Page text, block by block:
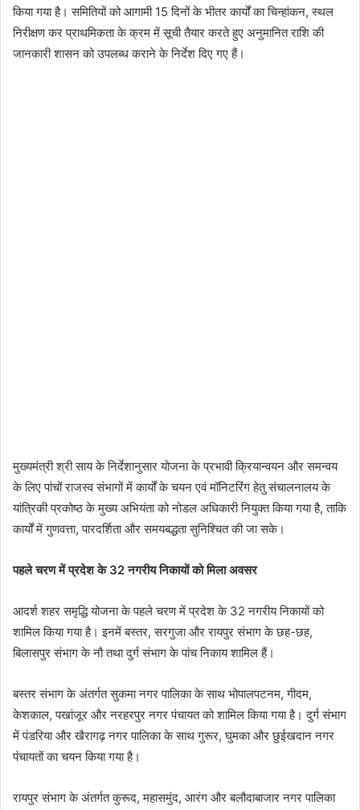
किया गया है। समितियों को आगामी 15 दिनों के भीतर कार्यों का चिन्हांकन, स्थल
निरीक्षण कर प्राथमिकता के क्रम में सूची तैयार करते हुए अनुमानित राशि की
जानकारी शासन को उपलब्ध कराने के निर्देश दिए गए हैं।
मुख्यमंत्री श्री साय के निर्देशानुसार योजना के प्रभावी क्रियान्वयन और समन्वय
के लिए पांचों राजस्व संभागों में कार्यों के चयन एवं मॉनिटरिंग हेतु संचालनालय के
यांत्रिकी प्रकोष्ठ के मुख्य अभियंता को नोडल अधिकारी नियुक्त किया गया है, ताकि
कार्यों में गुणवत्ता, पारदर्शिता और समयबद्धता सुनिश्चित की जा सके।
पहले चरण में प्रदेश के 32 नगरीय निकायों को मिला अवसर
आदर्श शहर समृद्धि योजना के पहले चरण में प्रदेश के 32 नगरीय निकायों को
शामिल किया गया है। इनमें बस्तर, सरगुजा और रायपुर संभाग के छह-छह,
बिलासपुर संभाग के नौ तथा दुर्ग संभाग के पांच निकाय शामिल हैं।
बस्तर संभाग के अंतर्गत सुकमा नगर पालिका के साथ भोपालपटनम, गीदम,
केशकाल, पखांजूर और नरहरपुर नगर पंचायत को शामिल किया गया है। दुर्ग संभाग
में पंडरिया और खैरागढ़ नगर पालिका के साथ गुरूर, घुमका और छुईखदान नगर
पंचायतों का चयन किया गया है।
रायपुर संभाग के अंतर्गत कुरूद, महासमुंद, आरंग और बलौदाबाजार नगर पालिका